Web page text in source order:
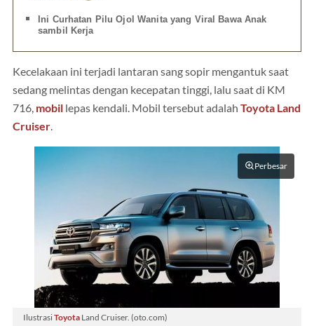
Ini Curhatan Pilu Ojol Wanita yang Viral Bawa Anak
sambil Kerja
Kecelakaan ini terjadi lantaran sang sopir mengantuk saat
sedang melintas dengan kecepatan tinggi, lalu saat di KM
716, mobil lepas kendali. Mobil tersebut adalah Toyota Land
Cruiser.
Perbesar
IlustrasiToyota Land Cruiser. (oto.com)